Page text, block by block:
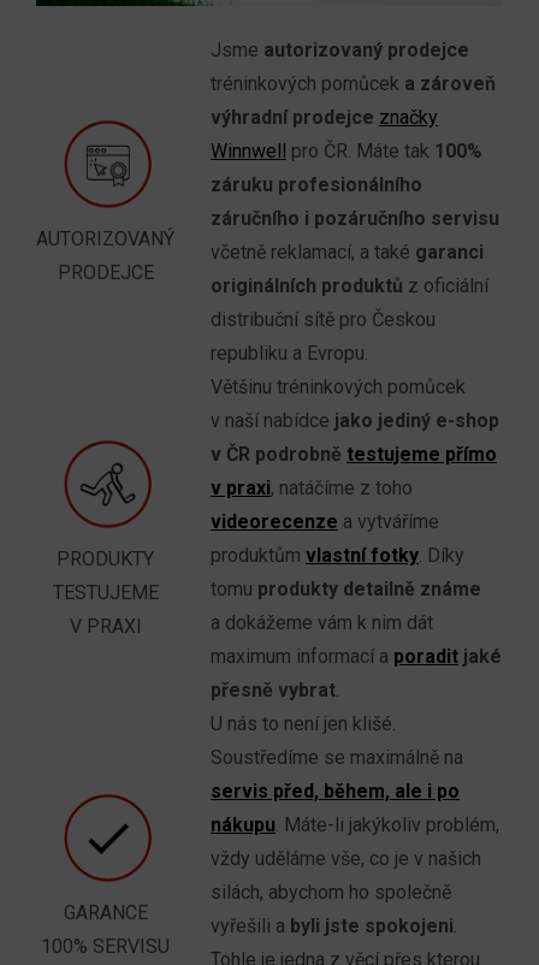
AUTORIZOVANÝ
PRODEJCE
Jsme autorizovaný prodejce
tréninkových pomůcek a zároveň
výhradní prodejce značky
Winnwell pro ČR. Máte tak 100%
záruku profesionálního
záručního i pozáručního servisu
včetně reklamací, a také garanci
originálních produktů z oficiální
distribuční sítě pro Českou
republiku a Evropu.
PRODUKTY
TESTUJEME
V PRAXI
Většinu tréninkových pomůcek
v naší nabídce jako jediný e-shop
v ČR podrobně testujeme přímo
v praxi, natáčíme z toho
videorecenze a vytváříme
produktům vlastní fotky . Díky
tomu produkty detailně známe
a dokážeme vám k nim dát
maximum informací a poradit jaké
přesně vybrat
GARANCE
100% SERVISU
U nás to není jen klišé.
Soustředíme se maximálně na
servis před, během, ale i po
nákupu . Máte-li jakýkoliv problém,
vždy uděláme vše, co je v našich
silách, abychom ho společně
vyřešili a byli jste spokojeni
Tohle je jedna z věcí přes kterou